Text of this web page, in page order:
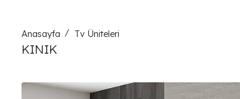
Anasayfa Tv Üniteleri
KINIK